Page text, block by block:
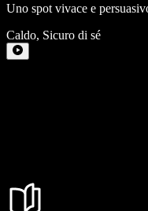
Uno spot vivace e
Caldo, Sicuro di sé